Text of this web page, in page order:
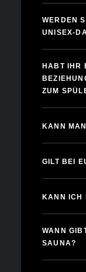
WERDEN
UNISEX-
HABT IHR
ZUM
KANN
GILT BEI
KANN ICH
WANN
SAUNA?